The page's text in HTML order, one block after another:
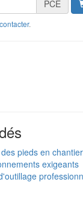
PCE
contacter.
pieds en chantier
exigeants